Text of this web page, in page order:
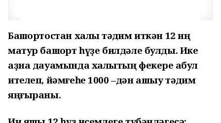
Башҡортостан халҡы тәҡдим иткән 12 иң
матур башҡорт һүҙе билдәле булды. Ике
аҙна дауамында халыҡтың фекере ҡабул
ителеп, йәмғеһе 1000 –дән ашыу тәҡдим
яңғыраны.